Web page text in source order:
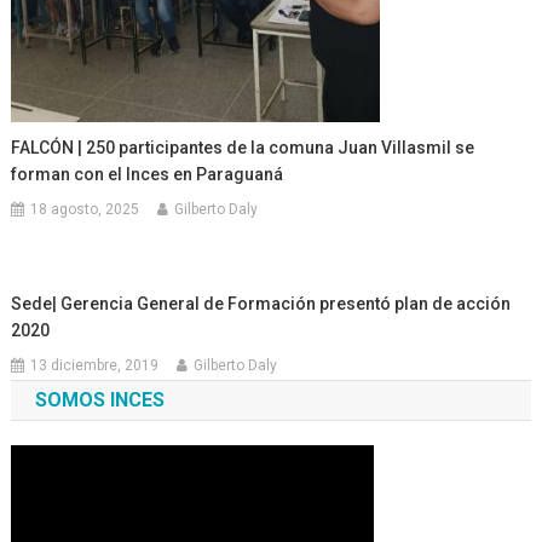
FALCÓN | 250 participantes de la comuna Juan Villasmil se
forman con el Inces en Paraguaná
18 agosto, 2025 Gilberto Daly
Sede| Gerencia General de Formación presentó plan de acción
2020
13 diciembre, 2019 Gilberto Daly
SOMOS INCES